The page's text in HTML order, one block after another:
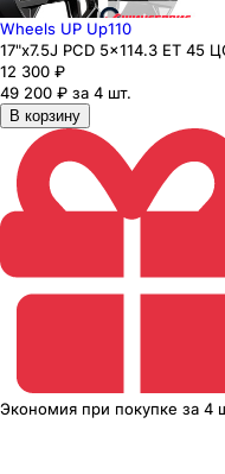
Wheels UP Up110
17"x7.5J PCD 5x114.3 ЕТ 45
12 300 ₽
49 200 ₽ за 4 шт.
В корзину
Экономия при покупке за 4